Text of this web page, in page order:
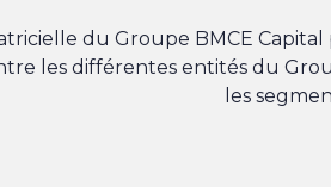
du Groupe BMCE
les différentes entités du
les